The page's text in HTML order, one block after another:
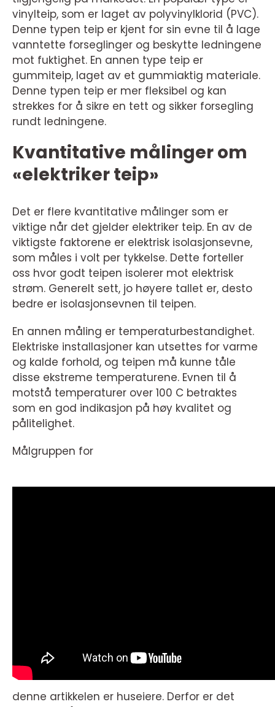
vinylteip, som er laget av polyvinylklorid (PVC).
Denne typen teip er kjent for sin evne til å lage
vanntette forseglinger og beskytte ledningene
mot fuktighet. En annen type teip er
gummiteip, laget av et gummiaktig materiale.
Denne typen teip er mer fleksibel og kan
strekkes for å sikre en tett og sikker forsegling
rundt ledningene.
Kvantitative målinger om
«elektriker teip»
Det er flere kvantitative målinger som er
viktige når det gjelder elektriker teip. En av de
viktigste faktorene er elektrisk isolasjonsevne,
som måles i volt per tykkelse. Dette forteller
oss hvor godt teipen isolerer mot elektrisk
strøm. Generelt sett, jo høyere tallet er, desto
bedre er isolasjonsevnen til teipen.
En annen måling er temperaturbestandighet.
Elektriske installasjoner kan utsettes for varme
og kalde forhold, og teipen må kunne tåle
disse ekstreme temperaturene. Evnen til å
motstå temperaturer over 100 C betraktes
som en god indikasjon på høy kvalitet og
pålitelighet.
Målgruppen for
denne artikkelen er huseiere. Derfor er det